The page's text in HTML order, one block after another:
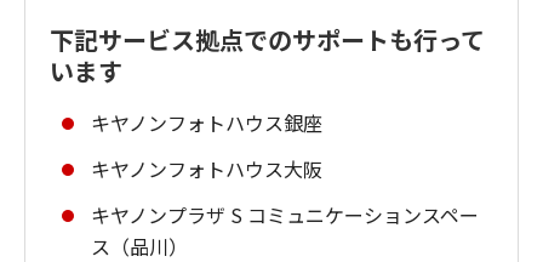
下記サービス拠点でのサポートも行って
います
キヤノンフォトハウス銀座
キヤノンフォトハウス大阪
キヤノンプラザ S コミュニケーションスペー
ス（品川）